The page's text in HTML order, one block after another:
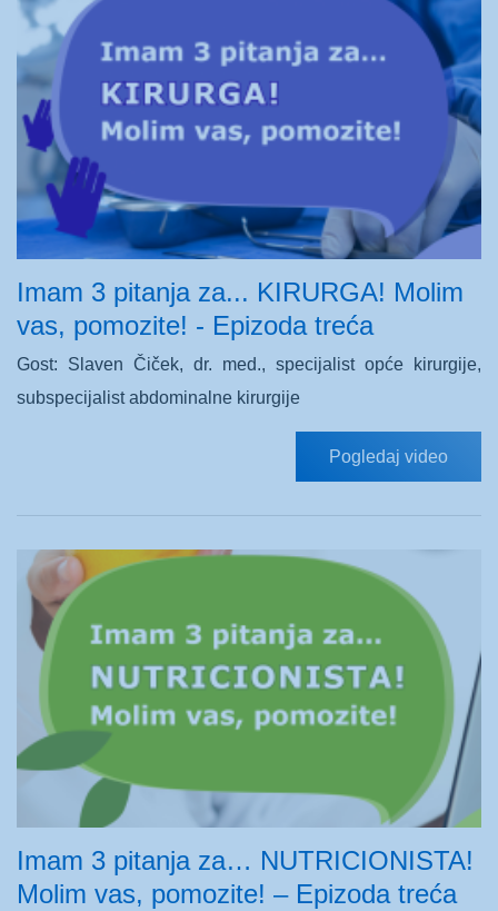
Imam 3 pitanja za... KIRURGA! Molim
vas, pomozite! - Epizoda treća
Gost: Slaven Čiček, dr. med., specijalist opće kirurgije,
subspecijalist abdominalne kirurgije
Pogledaj video
Imam 3 pitanja za… NUTRICIONISTA!
Molim vas, pomozite! – Epizoda treća